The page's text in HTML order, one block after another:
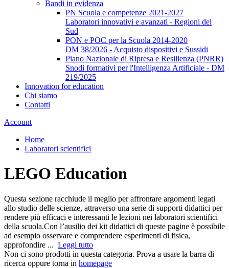
Bandi in evidenza
PN Scuola e competenze 2021-2027
Laboratori innovativi e avanzati - Regioni del
Sud
PON e POC per la Scuola 2014-2020
DM 38/2026 - Acquisto dispositivi e Sussidi
Piano Nazionale di Ripresa e Resilienza (PNRR)
Snodi formativi per l'Intelligenza Artificiale - DM
219/2025
Innovation for education
Chi siamo
Contatti
Account
Home
Laboratori scientifici
LEGO Education
Questa sezione racchiude il meglio per affrontare argomenti legati
allo studio delle scienze, attraverso una serie di supporti didattici per
rendere più efficaci e interessanti le lezioni nei laboratori scientifici
della scuola.Con l’ausilio dei kit didattici di queste pagine è possibile
ad esempio osservare e comprendere esperimenti di fisica,
approfondire ... Leggi tutto
Non ci sono prodotti in questa categoria. Prova a usare la barra di
ricerca oppure torna in homepage